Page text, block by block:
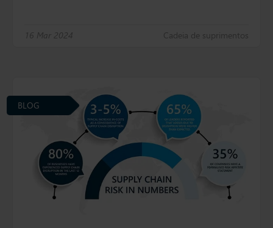
16 Mar 2024 Cadeia de suprimentos
BLOG